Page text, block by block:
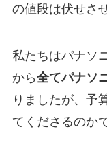
の値段は伏せさ
私たちはパナソ
から全てパナソ
りましたが、予
てくださるのか